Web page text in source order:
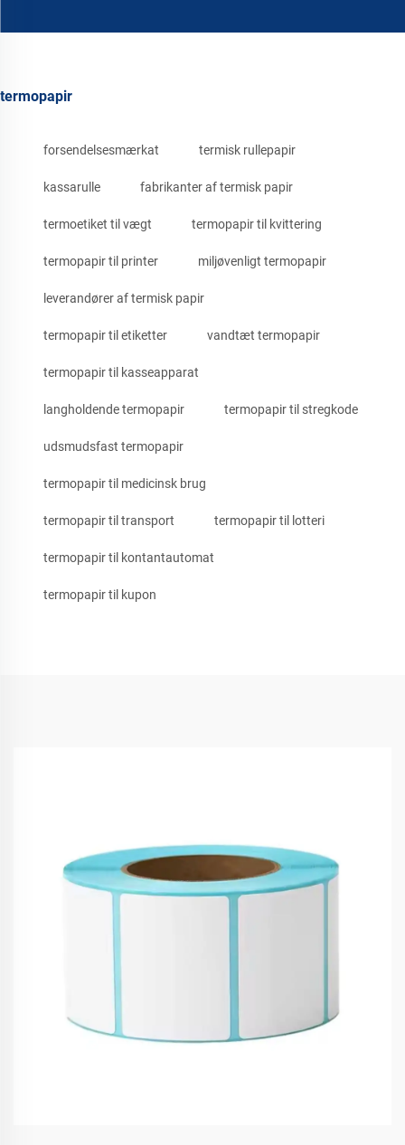
termopapir
forsendelsesmærkat termisk rullepapir
kassarulle fabrikanter af termisk papir
termoetiket til vægt termopapir til kvittering
termopapir til printer miljøvenligt termopapir
leverandører af termisk papir
termopapir til etiketter vandtæt termopapir
termopapir til kasseapparat
langholdende termopapir termopapir til stregkode
udsmudsfast termopapir
termopapir til medicinsk brug
termopapir til transport termopapir til lotteri
termopapir til kontantautomat
termopapir til kupon